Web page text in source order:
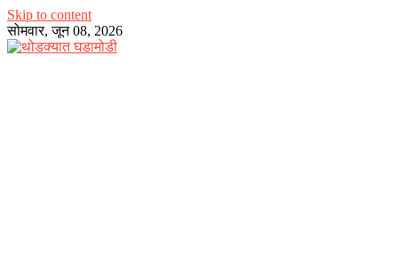
Skip to content
सोमवार, जून 08, 2026